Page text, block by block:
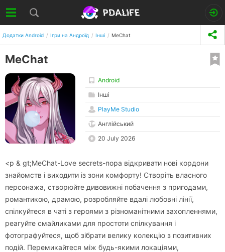
Додатки Android Ігри на Андроїд Інші MeChat
MeChat
Android
Інші
PlayMe Studio
Англійський
20 July 2026
<p & gt;MeChat-Love secrets-пора відкривати нові кордони
знайомств і виходити із зони комфорту! Створіть власного
персонажа, створюйте дивовижні побачення з пригодами,
романтикою, драмою, розробляйте вдалі любовні лінії,
спілкуйтеся в чаті з героями з різноманітними захопленнями,
реагуйте смайликами для простоти спілкування і
фотографуйтеся, щоб зібрати велику колекцію з позитивних
подій. Перемикайтеся між будь-якими локаціями,